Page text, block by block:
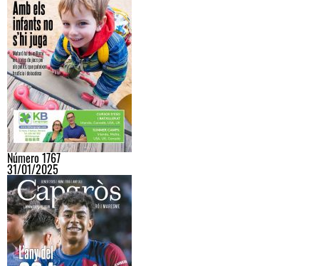
Número 1767
31/01/2025